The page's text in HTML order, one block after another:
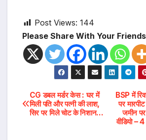
Post Views: 144
Please Share With Your
Post
navigation
BSP में
पर
जमीन
वीडियो –
CG डबल मर्डर केस : घर में
मिली पति और पत्नी की लाश,
सिर पर मिले चोट के निशान…